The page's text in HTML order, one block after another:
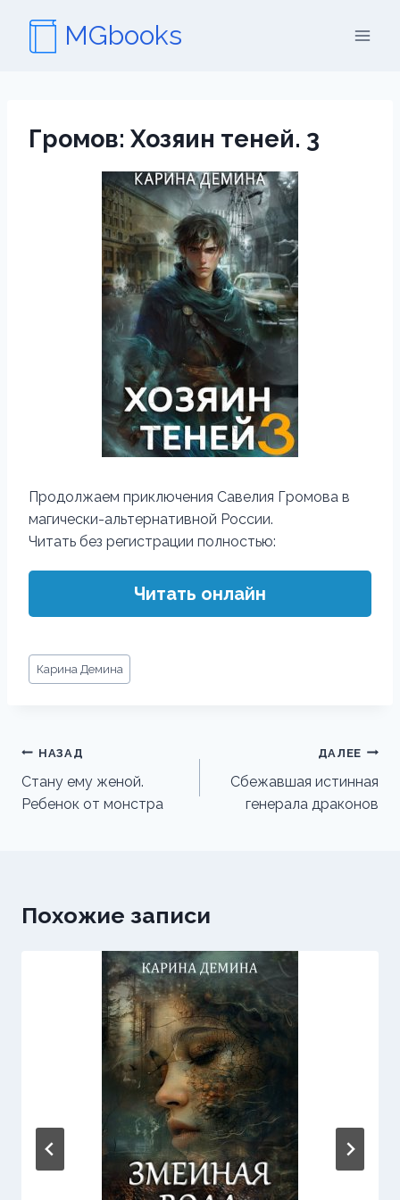
содержимому
MGbooks
Громов: Хозяин теней. 3
Продолжаем приключения Савелия Громова в
магически-альтернативной России.
Читать без регистрации полностью:
Читать онлайн
Метки
записи:
Карина Демина
Навигация
по
записям
НАЗАД
Стану ему женой.
Ребенок от монстра
ДАЛЕЕ
Сбежавшая истинная
генерала драконов
Похожие записи